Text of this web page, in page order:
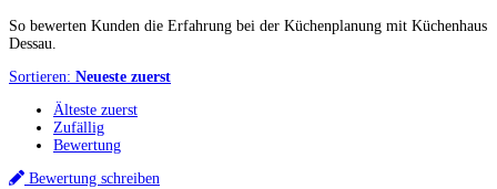
So bewerten Kunden die Erfahrung bei der Küchenplanung mit Küchenhaus
Dessau.
Sortieren: Neueste zuerst
Älteste zuerst
Zufällig
Bewertung
Bewertung schreiben